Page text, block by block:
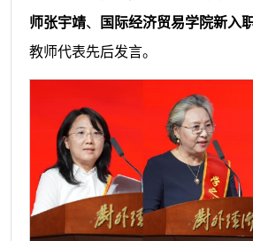
师张宇靖、 国际经济贸易学院新入
教师代表先后发言。